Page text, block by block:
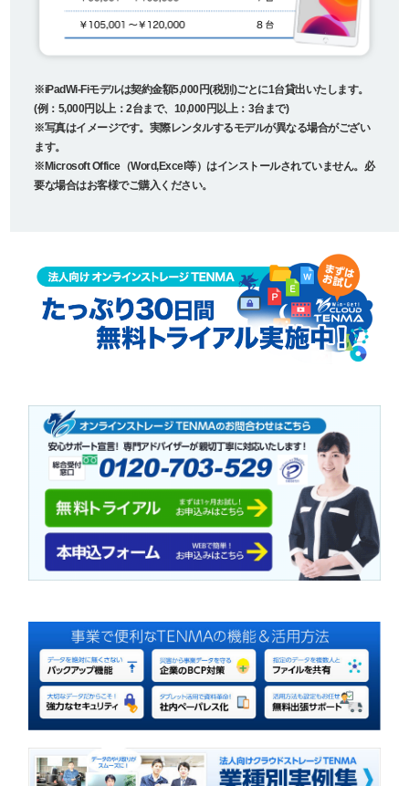
※iPadWi-Fiモデルは契約金額5,000円(税別)ごとに1台貸出いたします。
(例：5,000円以上：2台まで、10,000円以上：3台まで)
※写真はイメージです。実際レンタルするモデルが異なる場合がござい
ます。
※Microsoft Office（Word,Excel等）はインストールされていません。必
要な場合はお客様でご購入ください。